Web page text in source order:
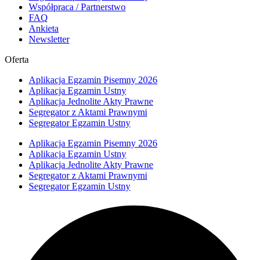
Współpraca / Partnerstwo
FAQ
Ankieta
Newsletter
Oferta
Aplikacja Egzamin Pisemny 2026
Aplikacja Egzamin Ustny
Aplikacja Jednolite Akty Prawne
Segregator z Aktami Prawnymi
Segregator Egzamin Ustny
Aplikacja Egzamin Pisemny 2026
Aplikacja Egzamin Ustny
Aplikacja Jednolite Akty Prawne
Segregator z Aktami Prawnymi
Segregator Egzamin Ustny